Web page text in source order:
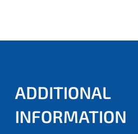
ADDITIONAL
INFORMATION